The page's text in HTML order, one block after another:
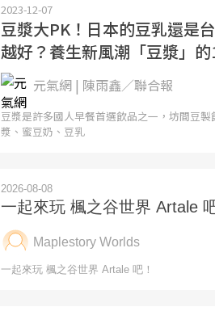
2023-12-07
豆漿大PK！日本的豆乳還是
越好？養生新風潮「豆漿」
元氣網 | 陳雨鑫／聯合報
豆漿是許多國人早餐首選飲品之一，坊間豆
漿、蜜豆奶、豆乳